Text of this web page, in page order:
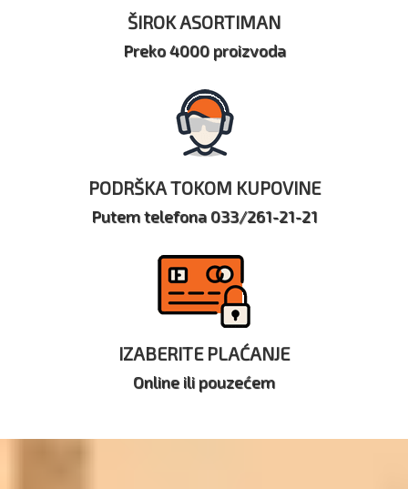
ŠIROK ASORTIMAN
Preko 4000 proizvoda
PODRŠKA TOKOM KUPOVINE
Putem telefona 033/261-21-21
IZABERITE PLAĆANJE
Online ili pouzećem